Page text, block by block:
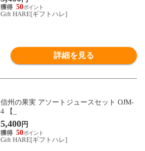
50
Gift HARE[ギフトハレ]
詳細を見る
信州の果実 アソートジュースセット OJM-
4 【_
5,400円
50
Gift HARE[ギフトハレ]